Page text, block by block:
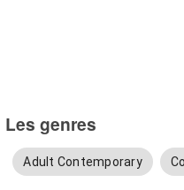
Les genres
Adult Contemporary